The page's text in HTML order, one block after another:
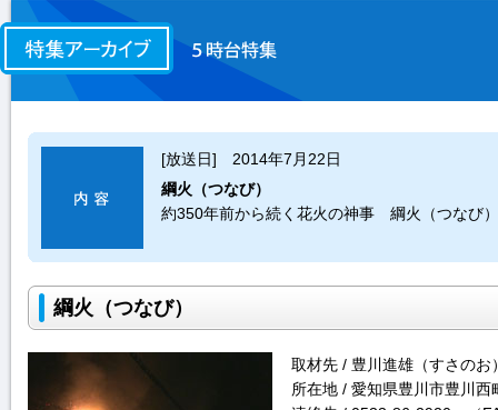
[放送日] 2014年7月22日
綱火（つなび）
約350年前から続く花火の神事 綱火（つなび）
綱火（つなび）
取材先 / 豊川進雄（すさのお
所在地 / 愛知県豊川市豊川西